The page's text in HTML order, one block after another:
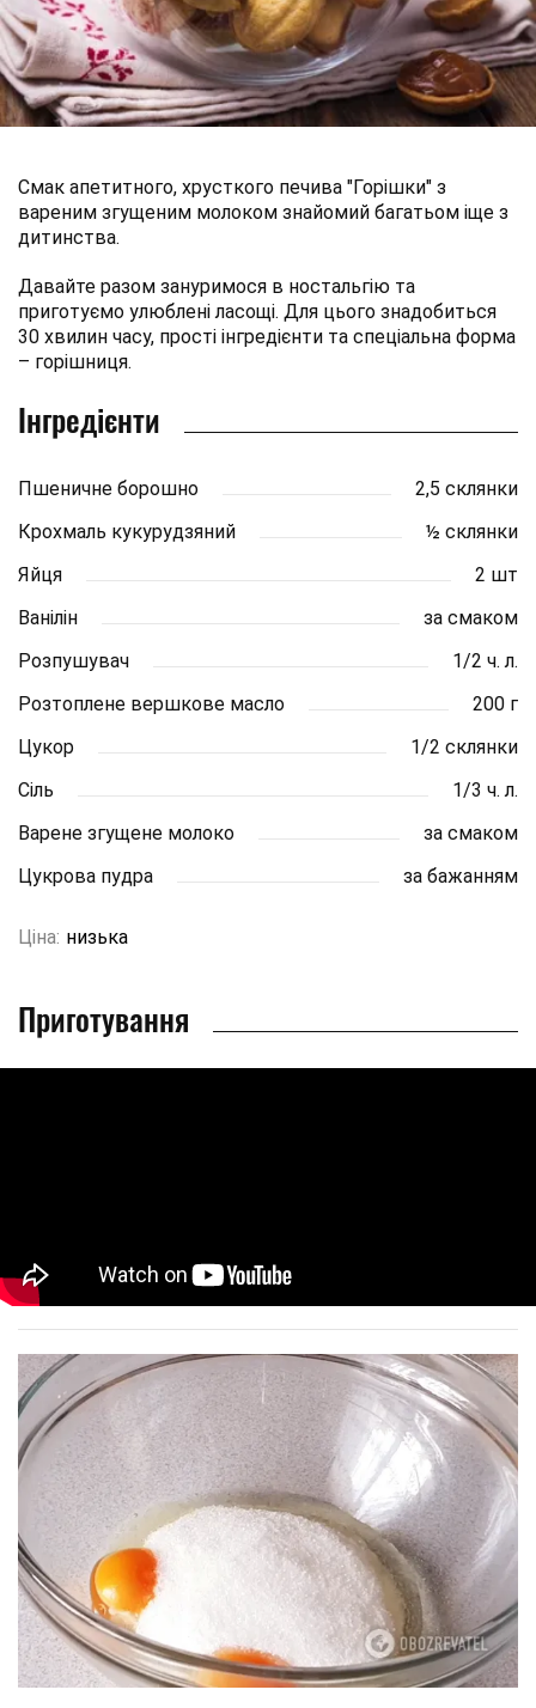
Смак апетитного, хрусткого печива "Горішки" з
вареним згущеним молоком знайомий багатьом іще з
дитинства.
Давайте разом зануримося в ностальгію та
приготуємо улюблені ласощі. Для цього знадобиться
30 хвилин часу, прості інгредієнти та спеціальна форма
– горішниця.
Інгредієнти
Пшеничне борошно
2,5 склянки
Крохмаль кукурудзяний
½ склянки
Яйця
2 шт
Ванілін
за смаком
Розпушувач
1/2 ч. л.
Розтоплене вершкове масло
200 г
Цукор
1/2 склянки
Сіль
1/3 ч. л.
Варене згущене молоко
за смаком
Цукрова пудра
за бажанням
Ціна: низька
Приготування